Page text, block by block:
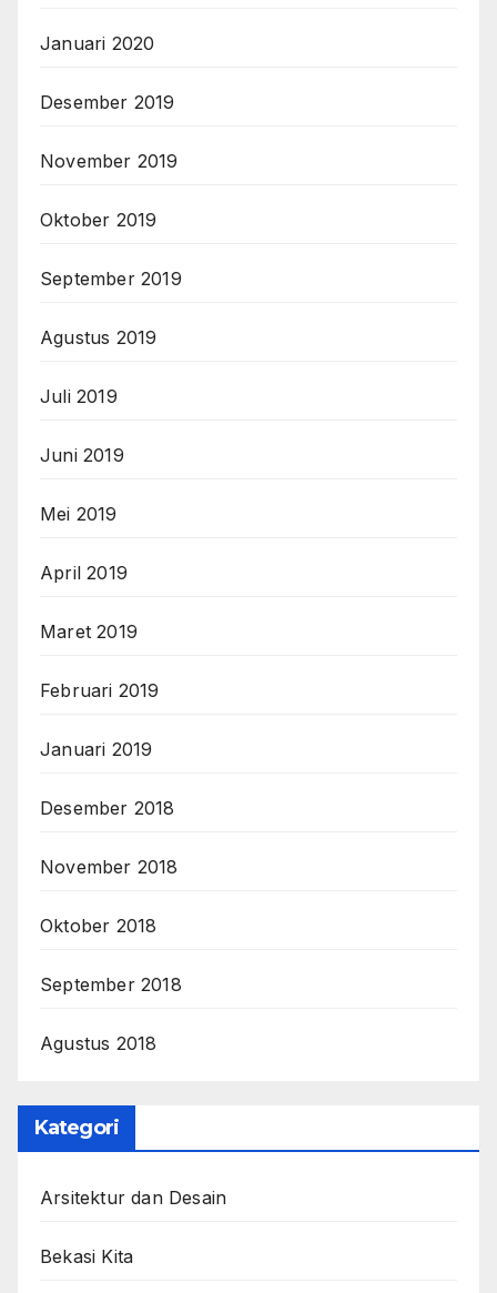
Januari 2020
Desember 2019
November 2019
Oktober 2019
September 2019
Agustus 2019
Juli 2019
Juni 2019
Mei 2019
April 2019
Maret 2019
Februari 2019
Januari 2019
Desember 2018
November 2018
Oktober 2018
September 2018
Agustus 2018
Kategori
Arsitektur dan Desain
Bekasi Kita